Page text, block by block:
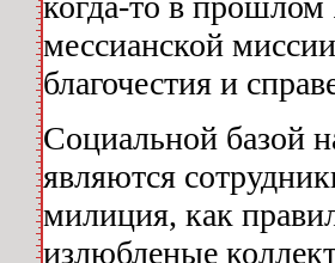
мессианской
благочестия и
Социальной базой
являются
милиция, как
излюбленые